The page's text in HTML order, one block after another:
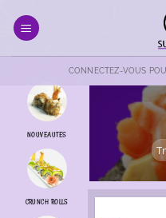
au
CONNECTEZ-VOUS
NOUVEAUTES
CRUNCH ROLLS